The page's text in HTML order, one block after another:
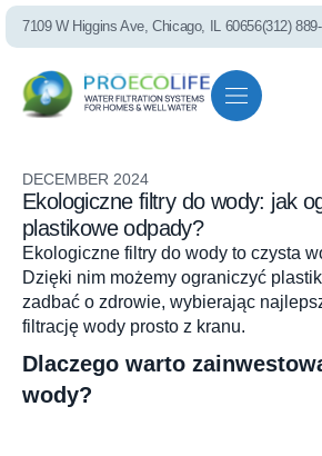
7109 W Higgins Ave, Chicago, IL 60656(312)
DECEMBER 2024
Ekologiczne filtry do wody: jak
plastikowe odpady?
Ekologiczne filtry do wody to czysta
Dzięki nim możemy ograniczyć
zadbać o zdrowie, wybierając
filtrację wody prosto z kranu.
Dlaczego warto
wody?